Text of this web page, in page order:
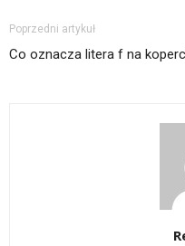
Poprzedni artykuł
Co oznacza litera f na